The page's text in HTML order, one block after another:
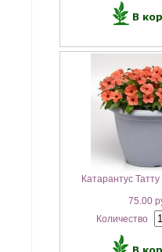
Катарантус
75.00
Количество